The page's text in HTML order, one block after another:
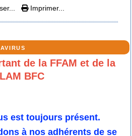
Imprimer...
de la FFAM et de la
LAM BFC
est toujours présent.
à nos adhérents de se